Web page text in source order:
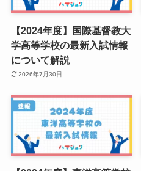
【2024年度】国際基督教大
学高等学校の最新入試情報
について解説
2026年7月30日